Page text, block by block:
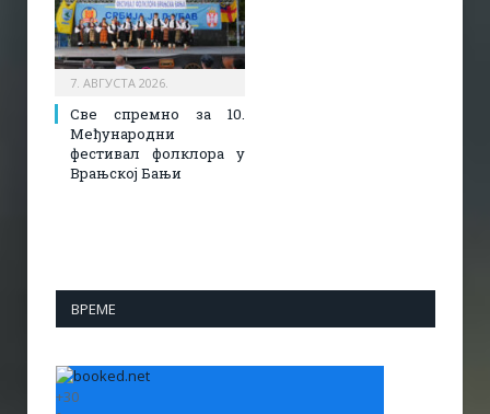
7. АВГУСТА 2026.
Све спремно за 10.
Међународни
фестивал фолклора у
Врањској Бањи
ВРЕМЕ
+30